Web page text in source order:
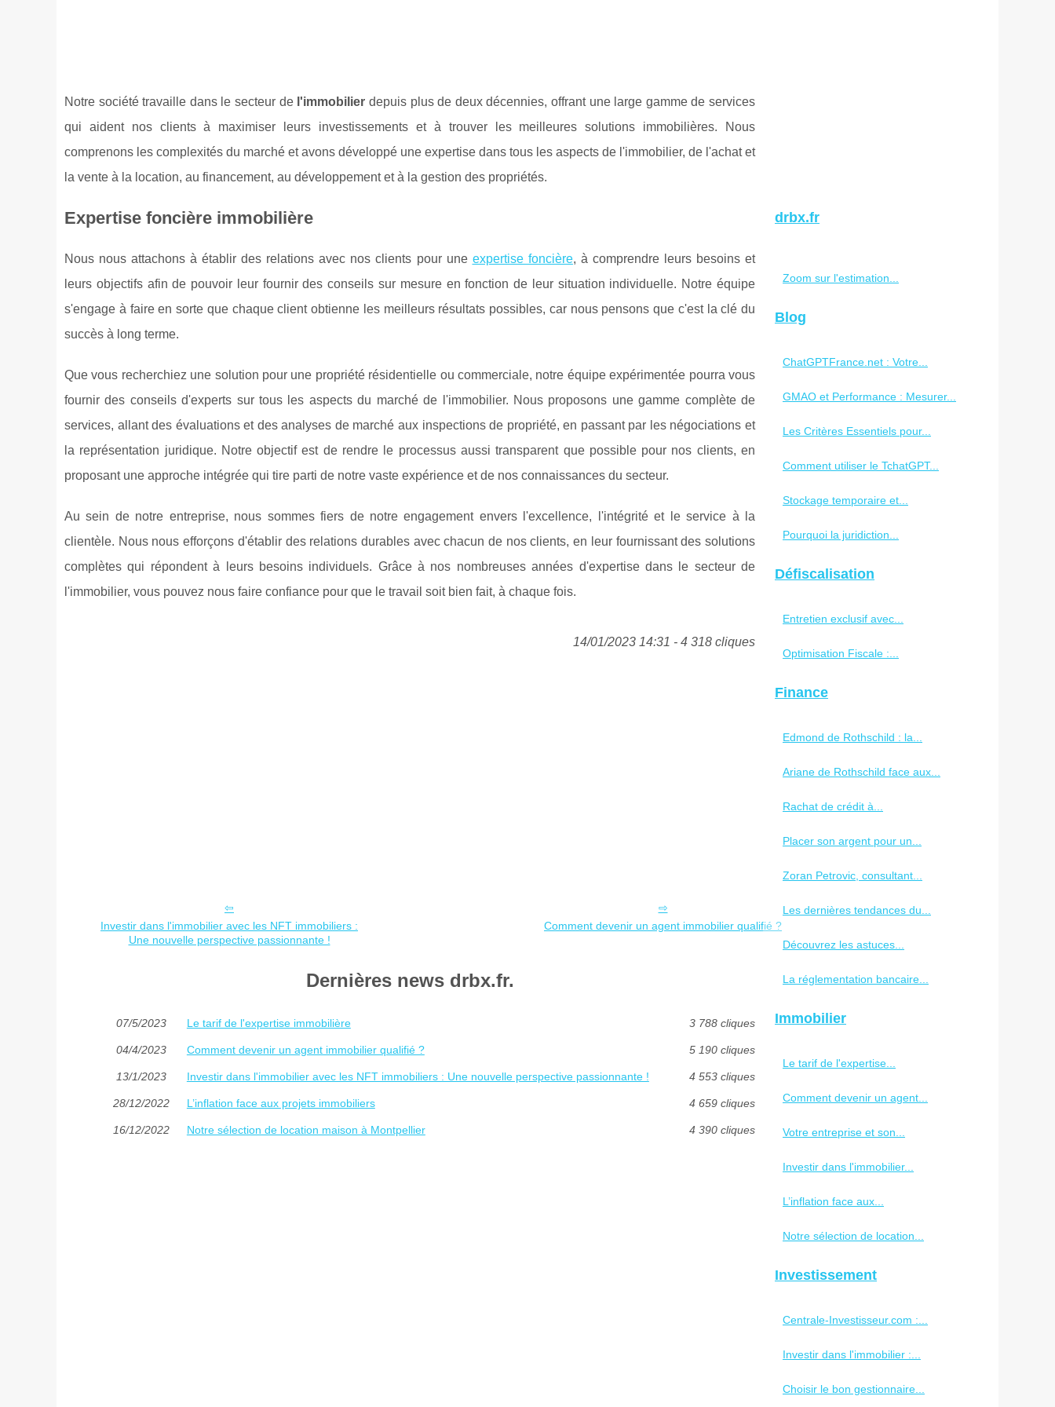
Notre société travaille dans le secteur del'immobilier depuis plus de deux décennies, offrant une large gamme de services
qui aident nos clients à maximiser leurs investissements et à trouver les meilleures solutions immobilières. Nous
comprenons les complexités du marché et avons développé une expertise dans tous les aspects de l'immobilier, de l'achat et
la vente à la location, au financement, au développement et à la gestion des propriétés.
Expertise foncière immobilière
Nous nous attachons à établir des relations avec nos clients pour une expertise foncière, à comprendre leurs besoins et
leurs objectifs afin de pouvoir leur fournir des conseils sur mesure en fonction de leur situation individuelle. Notre équipe
s'engage à faire en sorte que chaque client obtienne les meilleurs résultats possibles, car nous pensons que c'est la clé du
succès à long terme.
Que vous recherchiez une solution pour une propriété résidentielle ou commerciale, notre équipe expérimentée pourra vous
fournir des conseils d'experts sur tous les aspects du marché de l'immobilier. Nous proposons une gamme complète de
services, allant des évaluations et des analyses de marché aux inspections de propriété, en passant par les négociations et
la représentation juridique. Notre objectif est de rendre le processus aussi transparent que possible pour nos clients, en
proposant une approche intégrée qui tire parti de notre vaste expérience et de nos connaissances du secteur.
Au sein de notre entreprise, nous sommes fiers de notre engagement envers l'excellence, l'intégrité et le service à la
clientèle. Nous nous efforçons d'établir des relations durables avec chacun de nos clients, en leur fournissant des solutions
complètes qui répondent à leurs besoins individuels. Grâce à nos nombreuses années d'expertise dans le secteur de
l'immobilier, vous pouvez nous faire confiance pour que le travail soit bien fait, à chaque fois.
14/01/2023 14:31 - 4 318 cliques
Investir dans l'immobilier avec les NFT immobiliers :
Une nouvelle perspective passionnante !
Comment devenir un agent immobilier qualifié ?
Dernières news drbx.fr.
07/5/2023 Le tarif de l'expertise immobilière 3 788 cliques
04/4/2023 Comment devenir un agent immobilier qualifié ? 5 190 cliques
13/1/2023 Investir dans l'immobilier avec les NFT immobiliers : Une nouvelle perspective passionnante ! 4 553 cliques
28/12/2022 L’inflation face aux projets immobiliers 4 659 cliques
16/12/2022 Notre sélection de location maison à Montpellier 4 390 cliques
drbx.fr
Zoom sur l'estimation...
Blog
ChatGPTFrance.net : Votre...
GMAO et Performance : Mesurer...
Les Critères Essentiels pour...
Comment utiliser le TchatGPT...
Stockage temporaire et...
Pourquoi la juridiction...
Défiscalisation
Entretien exclusif avec...
Optimisation Fiscale :...
Finance
Edmond de Rothschild : la...
Ariane de Rothschild face aux...
Rachat de crédit à...
Placer son argent pour un...
Zoran Petrovic, consultant...
Les dernières tendances du...
Découvrez les astuces...
La réglementation bancaire...
Immobilier
Le tarif de l'expertise...
Comment devenir un agent...
Votre entreprise et son...
Investir dans l'immobilier...
L’inflation face aux...
Notre sélection de location...
Investissement
Centrale-Investisseur.com :...
Investir dans l'immobilier :...
Choisir le bon gestionnaire...